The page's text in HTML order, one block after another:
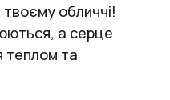
обличчі!
а серце
теплом та